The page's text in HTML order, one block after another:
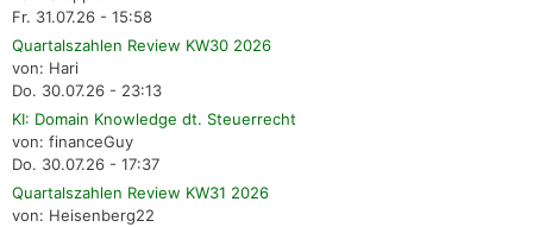
Fr. 31.07.26 - 15:58
Quartalszahlen Review KW30 2026
von: Hari
Do. 30.07.26 - 23:13
KI: Domain Knowledge dt. Steuerrecht
von: financeGuy
Do. 30.07.26 - 17:37
Quartalszahlen Review KW31 2026
von: Heisenberg22